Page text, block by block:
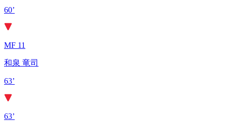
60’
MF 11
和泉 竜司
63’
63’